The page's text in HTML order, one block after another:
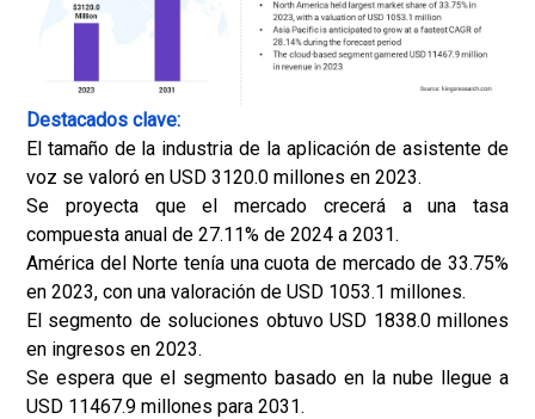
Destacados clave:
El tamaño de la industria de la aplicación de asistente de
voz se valoró en USD 3120.0 millones en 2023.
Se proyecta que el mercado crecerá a una tasa
compuesta anual de 27.11% de 2024 a 2031.
América del Norte tenía una cuota de mercado de 33.75%
en 2023, con una valoración de USD 1053.1 millones.
El segmento de soluciones obtuvo USD 1838.0 millones
en ingresos en 2023.
Se espera que el segmento basado en la nube llegue a
USD 11467.9 millones para 2031.